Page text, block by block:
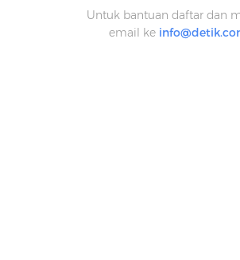
Untuk bantuan daftar dan
email ke